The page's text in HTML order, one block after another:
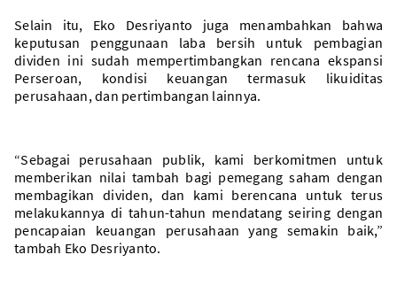
Selain itu, Eko Desriyanto juga menambahkan bahwa
keputusan penggunaan laba bersih untuk pembagian
dividen ini sudah mempertimbangkan rencana ekspansi
Perseroan, kondisi keuangan termasuk likuiditas
perusahaan, dan pertimbangan lainnya.
“Sebagai perusahaan publik, kami berkomitmen untuk
memberikan nilai tambah bagi pemegang saham dengan
membagikan dividen, dan kami berencana untuk terus
melakukannya di tahun-tahun mendatang seiring dengan
pencapaian keuangan perusahaan yang semakin baik,”
tambah Eko Desriyanto.